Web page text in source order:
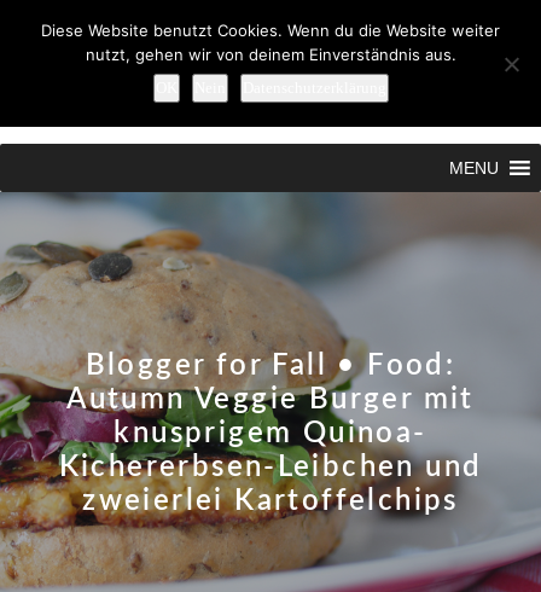
MENU
Blogger for Fall • Food:
Autumn Veggie Burger mit
knusprigem Quinoa-
Kichererbsen-Leibchen und
zweierlei Kartoffelchips
Diese Website benutzt Cookies. Wenn du die Website weiter
nutzt, gehen wir von deinem Einverständnis aus.